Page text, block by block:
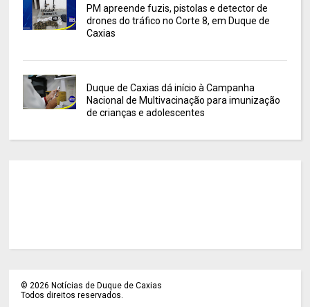
PM apreende fuzis, pistolas e detector de
drones do tráfico no Corte 8, em Duque de
Caxias
Duque de Caxias dá início à Campanha
Nacional de Multivacinação para imunização
de crianças e adolescentes
©2026 Notícias de Duque de Caxias
Todos direitos reservados.